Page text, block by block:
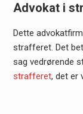
Advokat i
Dette
strafferet. Det
sag vedrørende
strafferet, det er